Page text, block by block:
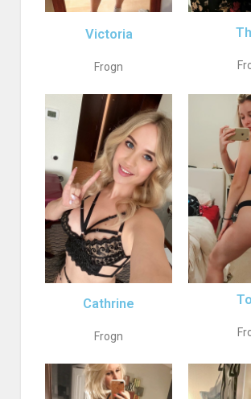
Victoria
Frogn
Cathrine
Frogn